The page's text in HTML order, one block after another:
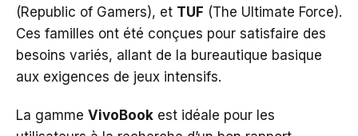
(Republic of Gamers), et TUF (The Ultimate Force).
Ces familles ont été conçues pour satisfaire des
besoins variés, allant de la bureautique basique
aux exigences de jeux intensifs.
La gamme VivoBook est idéale pour les